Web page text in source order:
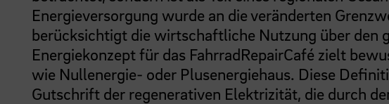
Energieversorgung wurde an die veränderten
berücksichtigt die wirtschaftliche Nutzung über den
Energiekonzept für das FahrradRepairCafé zielt
wie Nullenergie- oder Plusenergiehaus. Diese
Gutschrift der regenerativen Elektrizität, die durch